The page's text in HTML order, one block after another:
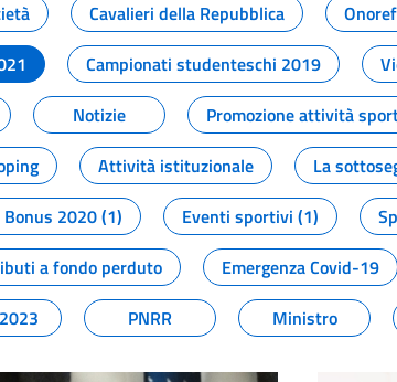
Cavalieri della Repubblica
Campionati studenteschi 2019
Notizie Promozione attività
Attività istituzionale La
2020 (1) Eventi sportivi (1)
a fondo perduto Emergenza Covid-19
PNRR Ministro